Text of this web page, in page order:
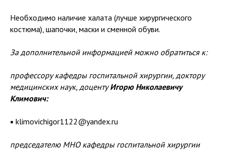
Необходимо наличие халата (лучше хирургического
костюма), шапочки, маски и сменной обуви.
За дополнительной информацией можно обратиться к:
профессору кафедры госпитальной хирургии, доктору
медицинских наук, доцентуИгорю Николаевичу
Климович:
• klimovichigor1122@yandex.ru
председателю МНО кафедры госпитальной хирургии